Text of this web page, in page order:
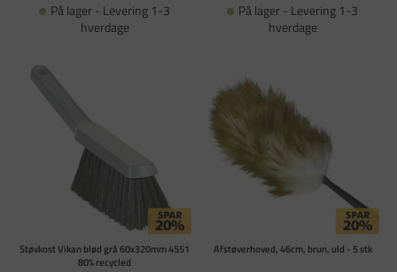
På lager - Levering 1-3
hverdage
På lager - Levering 1-3
hverdage
Støvkost Vikan blød grå 60x320mm 4551
80% recycled
Afstøverhoved, 46cm, brun, uld - 5 stk